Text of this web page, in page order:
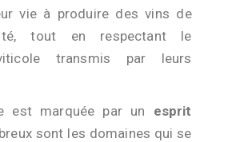
vie à produire des vins de
tout en respectant le
transmis par leurs
est marquée par un esprit
sont les domaines qui se